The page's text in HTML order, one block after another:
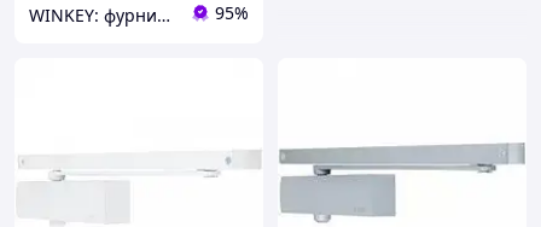
WINKEY: фурнитура для окон и дверей 95%